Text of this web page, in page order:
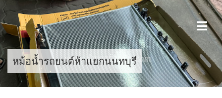
Skip
to
content
หม้อน้ำรถยนต์ห้าแยกนนทบุรี